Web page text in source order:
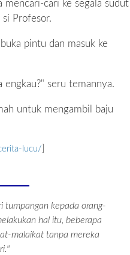
mencari-cari ke segala sudut
Profesor.
pintu dan masuk ke
engkau?" seru temannya.
untuk mengambil baju
lucu/
tumpangan kepada orang-
hal itu, beberapa
malaikat tanpa mereka